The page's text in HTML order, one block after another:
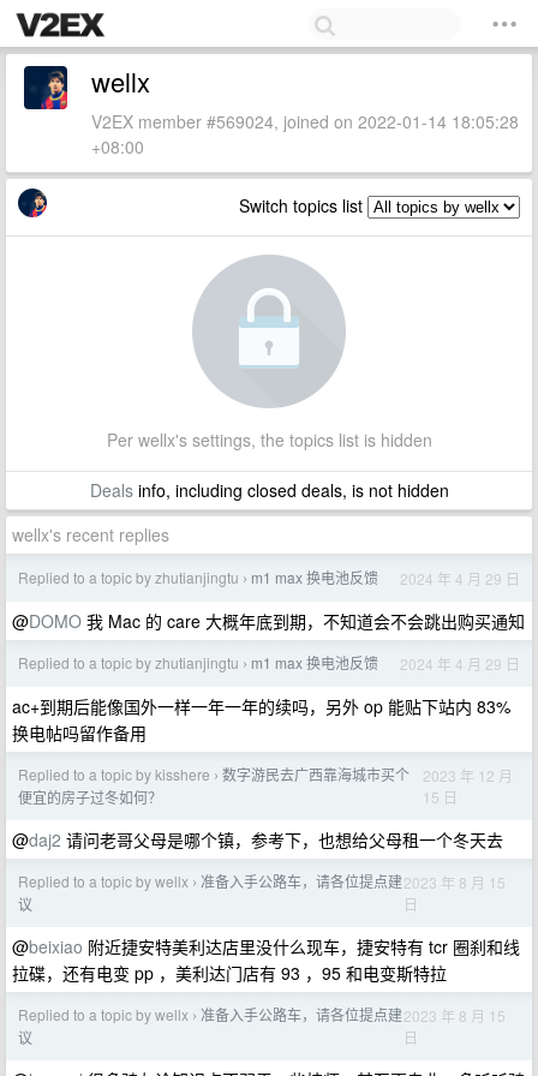
wellx
V2EX member #569024, joined on 2022-01-14 18:05:28
+08:00
Switch topics list
Per wellx's settings, the topics list is hidden
Dealsinfo, including closed deals, is not hidden
wellx's recent replies
Replied to a topic by zhutianjingtu › m1 max 换电池反馈 2024 年 4 月 29 日
@DOMO 我 Mac 的 care 大概年底到期，不知道会不会跳出购买通知
Replied to a topic by zhutianjingtu › m1 max 换电池反馈 2024 年 4 月 29 日
ac+到期后能像国外一样一年一年的续吗，另外 op 能贴下站内 83%
换电帖吗留作备用
Replied to a topic by kisshere › 数字游民去广西靠海城市买个
便宜的房子过冬如何？
2023 年 12 月
15 日
@daj2 请问老哥父母是哪个镇，参考下，也想给父母租一个冬天去
Replied to a topic by wellx › 准备入手公路车，请各位提点建
议
2023 年 8 月 15
日
@beixiao 附近捷安特美利达店里没什么现车，捷安特有 tcr 圈刹和线
拉碟，还有电变 pp ，美利达门店有 93 ，95 和电变斯特拉
Replied to a topic by wellx › 准备入手公路车，请各位提点建
议
2023 年 8 月 15
日